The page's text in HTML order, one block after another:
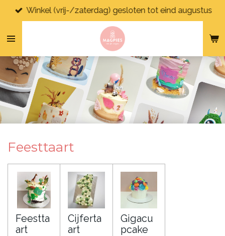
direct
naar
hoofdinhoud
Winkel (vrij-/zaterdag) gesloten tot eind augustus
Feesttaart
Feestta
art
Cijferta
art
Gigacu
pcake